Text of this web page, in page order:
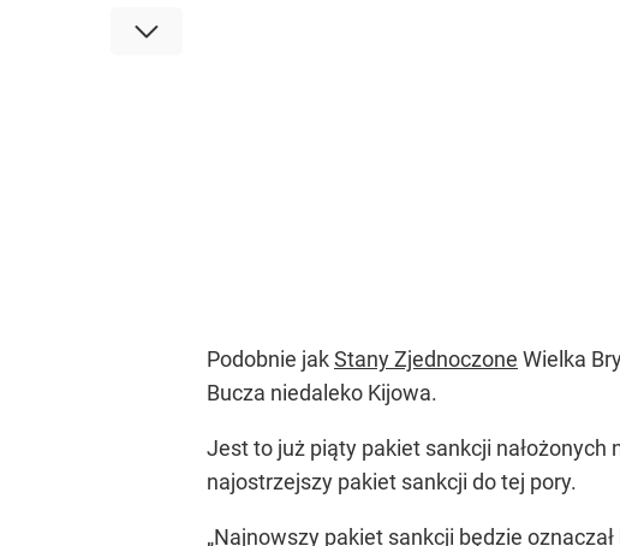
Podobnie jakStany Zjednoczone Wielka
Bucza niedaleko Kijowa.
Jest to już piąty pakiet sankcji nałożonych
najostrzejszy pakiet sankcji do tej pory.
„Najnowszy pakiet sankcji będzie